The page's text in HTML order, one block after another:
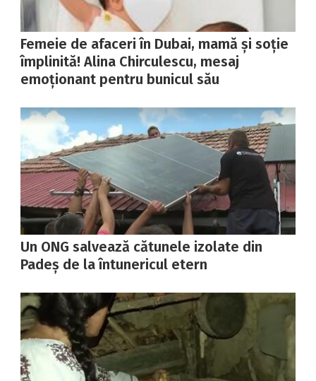
Femeie de afaceri în Dubai, mamă și soție
împlinită! Alina Chirculescu, mesaj
emoționant pentru bunicul său
Un ONG salvează cătunele izolate din
Padeș de la întunericul etern